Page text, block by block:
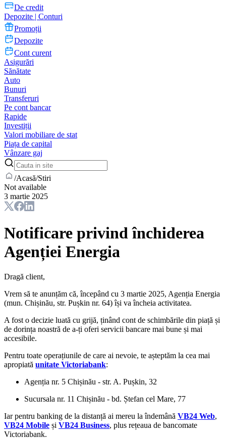
De credit
Depozite | Conturi
Promoții
Depozite
Cont curent
Asigurări
Sănătate
Auto
Bunuri
Transferuri
Pe cont bancar
Rapide
Investiții
Valori mobiliare de stat
Piața de capital
Vânzare gaj
/Acasă/Stiri
Not available
3 martie 2025
Notificare privind închiderea
Agenției Energia
Dragă client,
Vrem să te anunțăm că, începând cu 3 martie 2025, Agenția Energia
(mun. Chișinău, str. Pușkin nr. 64) își va încheia activitatea.
A fost o decizie luată cu grijă, ținând cont de schimbările din piață și
de dorința noastră de a-ți oferi servicii bancare mai bune și mai
accesibile.
Pentru toate operațiunile de care ai nevoie, te așteptăm la cea mai
apropiată unitate Victoriabank:
Agenția nr. 5 Chișinău - str. A. Pușkin, 32
Sucursala nr. 11 Chișinău - bd. Ștefan cel Mare, 77
Iar pentru banking de la distanță ai mereu la îndemână VB24 Web,
VB24 Mobile și VB24 Business, plus rețeaua de bancomate
Victoriabank.